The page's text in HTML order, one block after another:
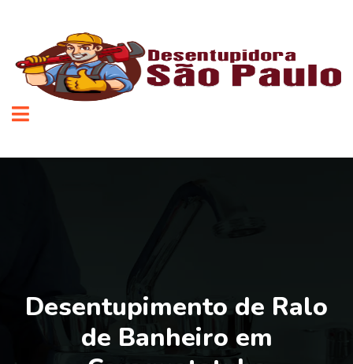
Desentupimento de Ralo
de Banheiro em